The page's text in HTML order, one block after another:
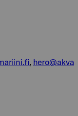
, hero@akva